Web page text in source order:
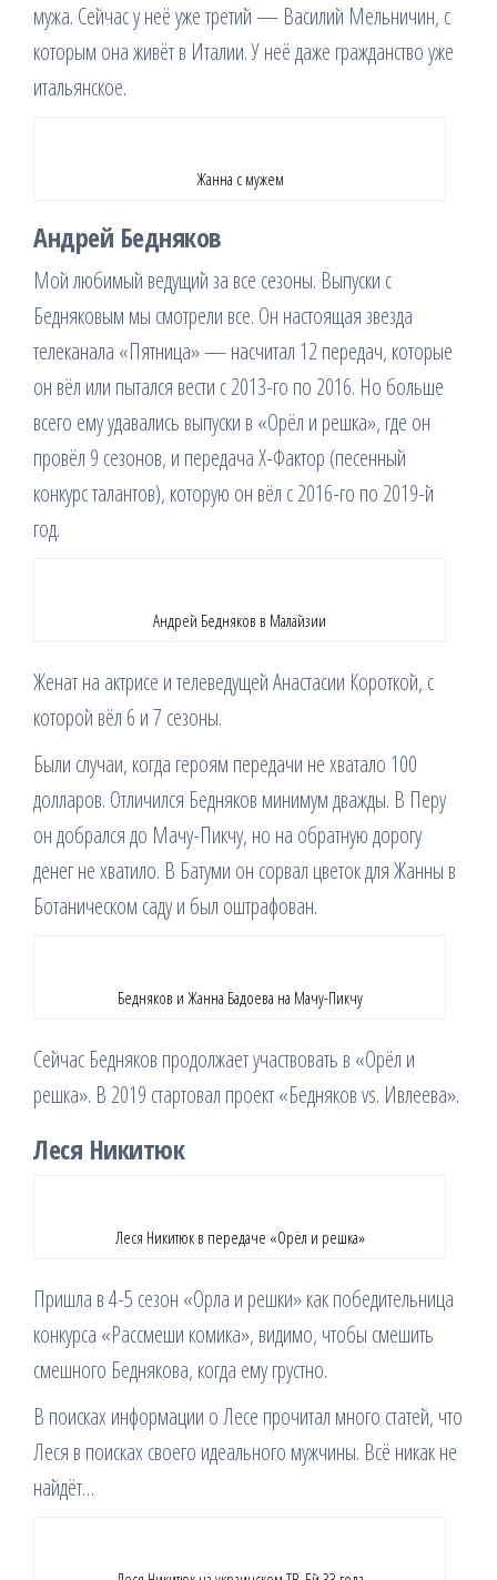
мужа. Сейчас у неё уже третий — Василий Мельничин, с
которым она живёт в Италии. У неё даже гражданство уже
итальянское.
Жанна с мужем
Андрей Бедняков
Мой любимый ведущий за все сезоны. Выпуски с
Бедняковым мы смотрели все. Он настоящая звезда
телеканала «Пятница» — насчитал 12 передач, которые
он вёл или пытался вести с 2013-го по 2016. Но больше
всего ему удавались выпуски в «Орёл и решка», где он
провёл 9 сезонов, и передача X-Фактор (песенный
конкурс талантов), которую он вёл с 2016-го по 2019-й
год.
Андрей Бедняков в Малайзии
Женат на актрисе и телеведущей Анастасии Короткой, с
которой вёл 6 и 7 сезоны.
Были случаи, когда героям передачи не хватало 100
долларов. Отличился Бедняков минимум дважды. В Перу
он добрался до Мачу-Пикчу, но на обратную дорогу
денег не хватило. В Батуми он сорвал цветок для Жанны в
Ботаническом саду и был оштрафован.
Бедняков и Жанна Бадоева на Мачу-Пикчу
Сейчас Бедняков продолжает участвовать в «Орёл и
решка». В 2019 стартовал проект «Бедняков vs. Ивлеева».
Леся Никитюк
Леся Никитюк в передаче «Орёл и решка»
Пришла в 4-5 сезон «Орла и решки» как победительница
конкурса «Рассмеши комика», видимо, чтобы смешить
смешного Беднякова, когда ему грустно.
В поисках информации о Лесе прочитал много статей, что
Леся в поисках своего идеального мужчины. Всё никак не
найдёт…